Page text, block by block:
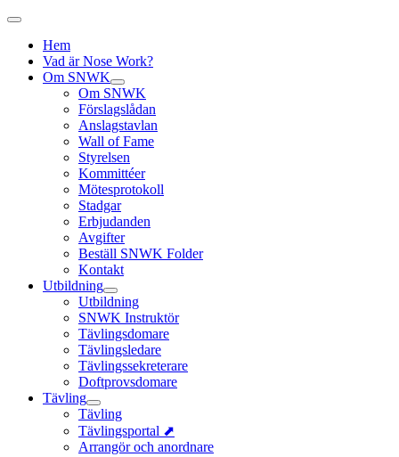
Hem
Vad är Nose Work?
Om SNWK
Om SNWK
Förslagslådan
Anslagstavlan
Wall of Fame
Styrelsen
Kommittéer
Mötesprotokoll
Stadgar
Erbjudanden
Avgifter
Beställ SNWK Folder
Kontakt
Utbildning
Utbildning
SNWK Instruktör
Tävlingsdomare
Tävlingsledare
Tävlingssekreterare
Doftprovsdomare
Tävling
Tävling
Tävlingsportal ⬈
Arrangör och anordnare